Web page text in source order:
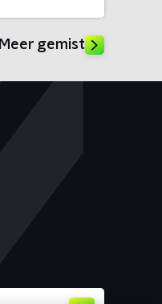
Meer gemist